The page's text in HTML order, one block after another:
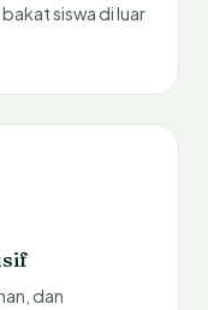
siswa di luar
dan